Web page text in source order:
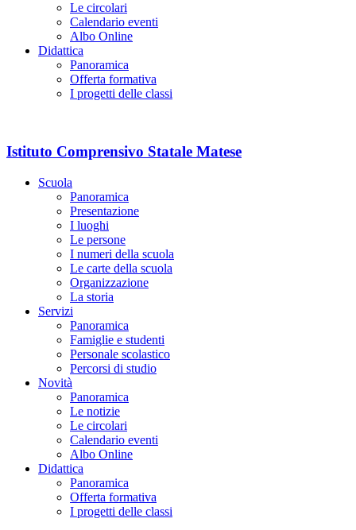
Le circolari
Calendario eventi
Albo Online
Didattica
Panoramica
Offerta formativa
I progetti delle classi
Istituto Comprensivo Statale Matese
Scuola
Panoramica
Presentazione
I luoghi
Le persone
I numeri della scuola
Le carte della scuola
Organizzazione
La storia
Servizi
Panoramica
Famiglie e studenti
Personale scolastico
Percorsi di studio
Novità
Panoramica
Le notizie
Le circolari
Calendario eventi
Albo Online
Didattica
Panoramica
Offerta formativa
I progetti delle classi